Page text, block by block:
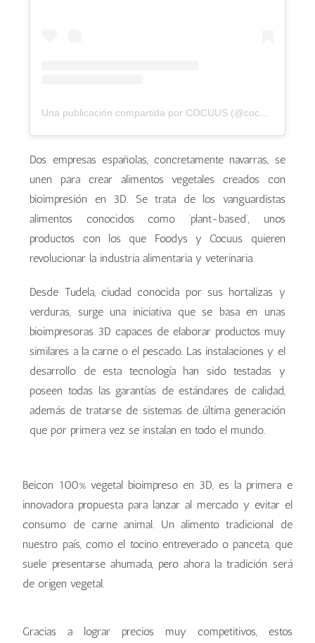
Una publicación compartida por COCUUS (@cocuus)
Dos empresas españolas, concretamente navarras, se
unen para crear alimentos vegetales creados con
bioimpresión en 3D. Se trata de los vanguardistas
alimentos conocidos como ‘plant-based’, unos
productos con los que Foodys y Cocuus quieren
revolucionar la industria alimentaria y veterinaria.
Desde Tudela, ciudad conocida por sus hortalizas y
verduras, surge una iniciativa que se basa en unas
bioimpresoras 3D capaces de elaborar productos muy
similares a la carne o el pescado. Las instalaciones y el
desarrollo de esta tecnología han sido testadas y
poseen todas las garantías de estándares de calidad,
además de tratarse de sistemas de última generación
que por primera vez se instalan en todo el mundo.
Beicon 100% vegetal bioimpreso en 3D, es la primera e
innovadora propuesta para lanzar al mercado y evitar el
consumo de carne animal. Un alimento tradicional de
nuestro país, como el tocino entreverado o panceta, que
suele presentarse ahumada, pero ahora la tradición será
de origen vegetal.
Gracias a lograr precios muy competitivos, estos